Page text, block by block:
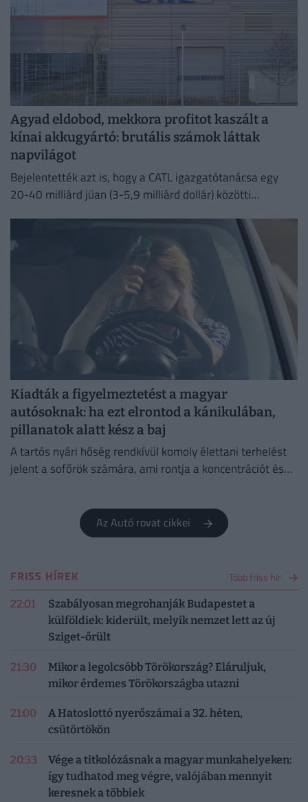
Agyad eldobod, mekkora profitot kaszált a
kínai akkugyártó: brutális számok láttak
napvilágot
Bejelentették azt is, hogy a CATL igazgatótanácsa egy
20-40 milliárd jüan (3-5,9 milliárd dollár) közötti
Kiadták a figyelmeztetést a magyar
autósoknak: ha ezt elrontod a kánikulában,
pillanatok alatt kész a baj
A tartós nyári hőség rendkívül komoly élettani terhelést
jelent a sofőrök számára, ami rontja a koncentrációt és
Az Autó rovat cikkei
FRISS HÍREK Több friss hír
22:01
Szabályosan megrohanják Budapestet a
külföldiek: kiderült, melyik nemzet lett az új
Sziget-őrült
21:30
Mikor a legolcsóbb Törökország? Eláruljuk,
mikor érdemes Törökországba utazni
21:00
A Hatoslottó nyerőszámai a 32. héten,
csütörtökön
20:33
Vége a titkolózásnak a magyar munkahelyeken:
így tudhatod meg végre, valójában mennyit
keresnek a többiek